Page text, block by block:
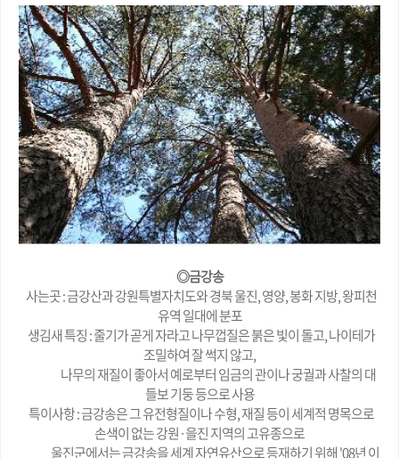
◎금강송
사는곳 : 금강산과 강원특별자치도와 경북 울진, 영양, 봉화 지방, 왕피천
유역 일대에 분포
생김새 특징 : 줄기가 곧게 자라고 나무껍질은 붉은 빛이 돌고, 나이테가
조밀하여 잘 썩지 않고,
나무의 재질이 좋아서 예로부터 임금의 관이나 궁궐과 사찰의 대
들보 기둥 등으로 사용
특이사항 : 금강송은 그 유전형질이나 수형, 재질 등이 세계적 명목으로
손색이 없는 강원·을진 지역의 고유종으로
울진군에서는 금강송을 세계 자연유산으로 등재하기 위해 '08년 이